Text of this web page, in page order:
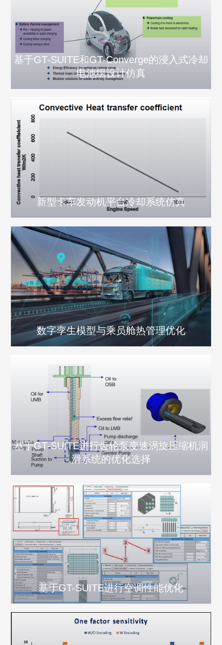
基于GT-SUITE和GT-Converge的浸入式冷却
电池组设计仿真
新型卡车发动机平台冷却系统仿真
数字孪生模型与乘员舱热管理优化
基于GT-SUITE进行齿轮泵变速涡旋压缩机润
滑系统的优化选择
基于GT-SUITE进行空调性能优化